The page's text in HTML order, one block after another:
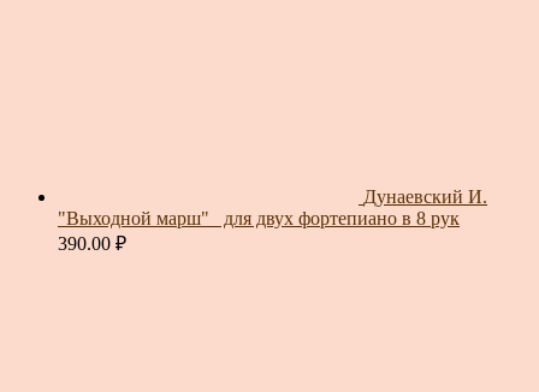
Дунаевский И.
"Выходной марш"_ для двух фортепиано в 8 рук
390.00 ₽